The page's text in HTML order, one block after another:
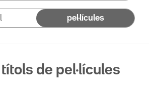
pel·lícules
de pel·lícules